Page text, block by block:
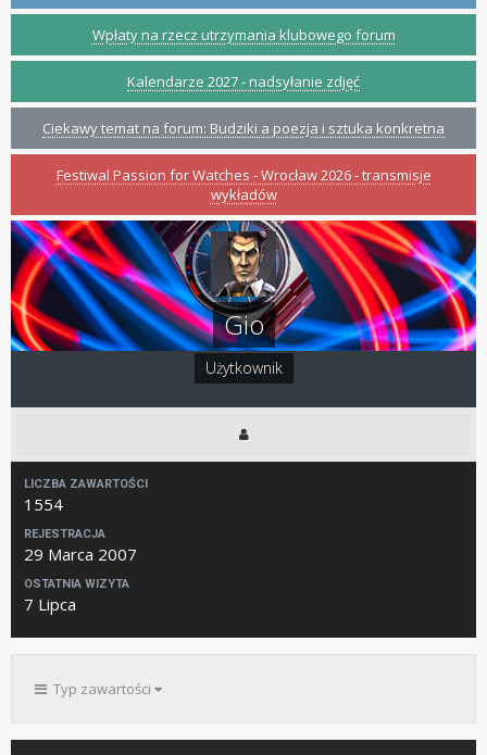
Wpłaty na rzecz utrzymania klubowego forum
Kalendarze 2027 - nadsyłanie zdjęć
Ciekawy temat na forum: Budziki a poezja i sztuka konkretna
Festiwal Passion for Watches - Wrocław 2026 - transmisje
wykładów
Gio
Użytkownik
LICZBA ZAWARTOŚCI
1554
REJESTRACJA
29 Marca 2007
OSTATNIA WIZYTA
7 Lipca
Typ zawartości